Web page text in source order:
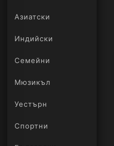
Азиатски
Индийски
Семейни
Мюзикъл
Уестърн
Спортни